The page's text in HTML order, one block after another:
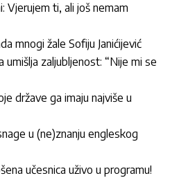
Vjerujem ti, ali još nemam
mnogi žale Sofiju Janićijević
umišlja zaljubljenost: “Nije mi se
države ga imaju najviše u
u (ne)znanju engleskog
učesnica uživo u programu!